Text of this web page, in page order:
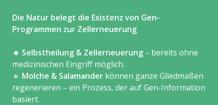
Die Natur belegt die Existenz von Gen-
Programmen zur Zellerneuerung
🔹 Selbstheilung & Zellerneuerung – bereits ohne
medizinischen Eingriff möglich.
🔹 Molche & Salamander können ganze Gliedmaßen
regenerieren – ein Prozess, der auf Gen-Information
basiert.